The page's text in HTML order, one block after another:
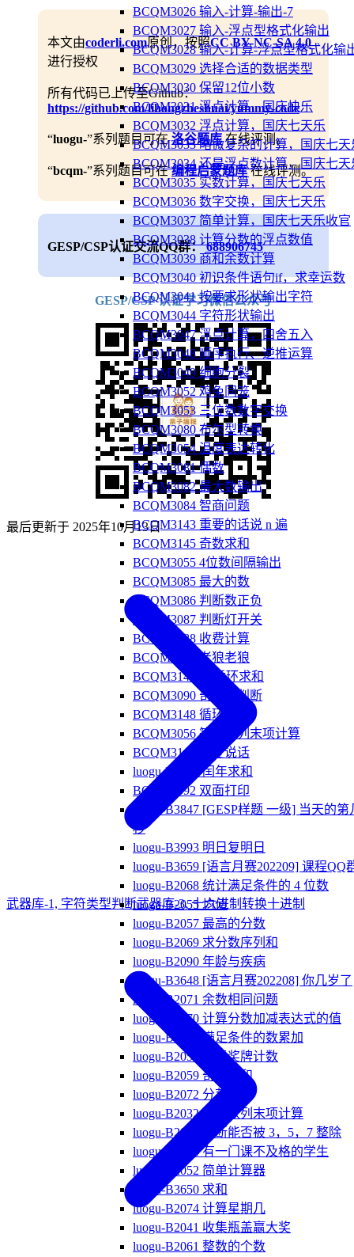
BCQM3026 输入-计算-输出-7
BCQM3027 输入-浮点型格式化输出
BCQM3028 输入-计算-浮点型格式化输
BCQM3029 选择合适的数据类型
BCQM3030 保留12位小数
BCQM3031 浮点计算，国庆快乐
BCQM3032 浮点计算，国庆七天乐
BCQM3033 略微复杂的计算，国庆七天
BCQM3034 还是浮点数计算，国庆七天
BCQM3035 实数计算，国庆七天乐
BCQM3036 数字交换，国庆七天乐
BCQM3037 简单计算，国庆七天乐收官
BCQM3038 计算分数的浮点数值
BCQM3039 商和余数计算
BCQM3040 初识条件语句if，求幸运数
BCQM3041 按要求形状输出字符
BCQM3044 字符形状输出
BCQM3047 浮点计算，四舍五入
BCQM3048 顺序执行、逆推运算
BCQM3049 细胞分裂
BCQM3052 鸡兔同笼
BCQM3053 三位数数字交换
BCQM3080 布尔型转换
BCQM3054 温度表达转化
BCQM3081 偶数
BCQM3082 最大数输出
BCQM3084 智商问题
BCQM3143 重要的话说 n 遍
BCQM3145 奇数求和
BCQM3055 4位数间隔输出
BCQM3085 最大的数
BCQM3086 判断数正负
BCQM3087 判断灯开关
BCQM3088 收费计算
BCQM3146 老狼老狼
BCQM3147 for循环求和
BCQM3090 奇偶数判断
BCQM3148 循环输出
BCQM3056 等差数列末项计算
BCQM3149 重复说话
luogu-B3846 闰年求和
BCQM3092 双面打印
luogu-B3847 [GESP样题 一级] 当天的第
秒
luogu-B3993 明日复明日
luogu-B3659 [语言月赛202209] 课程QQ
luogu-B2068 统计满足条件的 4 位数
luogu-B2055 均值
luogu-B2057 最高的分数
luogu-B2069 求分数序列和
luogu-B2090 年龄与疾病
luogu-B3648 [语言月赛202208] 你几岁了
luogu-B2071 余数相同问题
luogu-B2070 计算分数加减表达式的值
luogu-B2060 满足条件的数累加
luogu-B2058 奥运奖牌计数
luogu-B2059 奇数求和
luogu-B2072 分苹果
luogu-B2032 等差数列末项计算
luogu-B2043 判断能否被 3，5，7 整除
luogu-B2044 有一门课不及格的学生
luogu-B2052 简单计算器
luogu-B3650 求和
luogu-B2074 计算星期几
luogu-B2041 收集瓶盖赢大奖
luogu-B2061 整数的个数
本文由coderli.com原创，按照CC BY-NC-SA 4.0
进行授权
所有代码已上传至Github：
https://github.com/lihongzheshuai/yummy-code
“luogu-”系列题目可在洛谷题库在线评测。
“bcqm-”系列题目可在编程启蒙题库在线评测。
GESP/CSP认证交流QQ群： 688906745
GESP/CSP 认证学习微信公众号
最后更新于 2025年10月13日
武器库-1, 字符类型判断武器库-3, 十六进制转换十进制